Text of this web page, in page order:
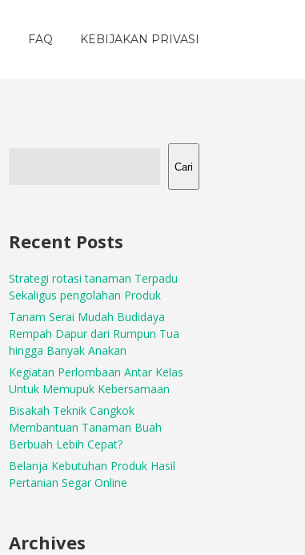
FAQ KEBIJAKAN PRIVASI
Cari
Recent Posts
Strategi rotasi tanaman Terpadu
Sekaligus pengolahan Produk
Tanam Serai Mudah Budidaya
Rempah Dapur dari Rumpun Tua
hingga Banyak Anakan
Kegiatan Perlombaan Antar Kelas
Untuk Memupuk Kebersamaan
Bisakah Teknik Cangkok
Membantuan Tanaman Buah
Berbuah Lebih Cepat?
Belanja Kebutuhan Produk Hasil
Pertanian Segar Online
Archives